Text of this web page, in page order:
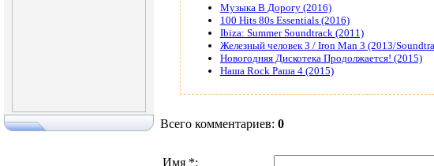
Музыка В Дорогу (2016)
100 Hits 80s Essentials (2016)
Ibiza: Summer Soundtrack (2011)
Железный человек 3 / Iron Man 3 (2013/
Новогодняя Дискотека Продолжается! (2015)
Наша Rock Раша 4 (2015)
Всего комментариев: 0
Имя *: